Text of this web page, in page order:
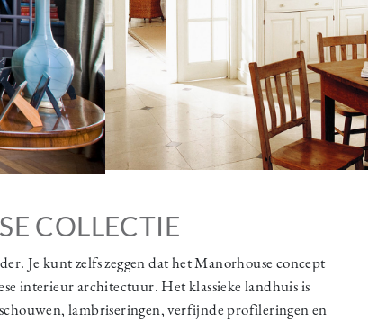
COLLECTIE
Je kunt zelfs zeggen dat het Manorhouse concept
interieur architectuur. Het klassieke landhuis is
lambriseringen, verfijnde profileringen en